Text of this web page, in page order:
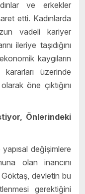
ve erkekler
etti. Kadınlarda
vadeli kariyer
ileriye taşıdığını
kaygıların
üzerinde
öne çıktığını
Önlerindeki
değişimlere
olan inancını
devletin bu
gerektiğini